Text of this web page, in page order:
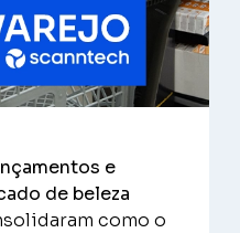
e
de beleza
como o